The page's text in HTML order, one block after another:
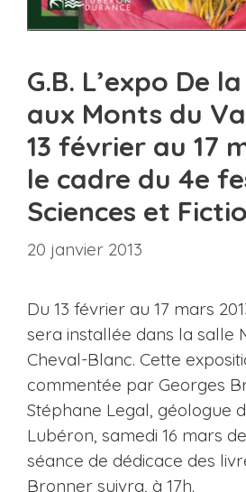
G.B. L’expo De
aux Monts du
13 février au 17
le cadre du 4e
Sciences et
20 janvier 2013
Du 13 février au 17 mars
sera installée dans la salle
Cheval-Blanc. Cette
commentée par Georges
Stéphane Legal, géologue
Lubéron, samedi 16 mars
séance de dédicace des
Bronner suivra, à 17h.